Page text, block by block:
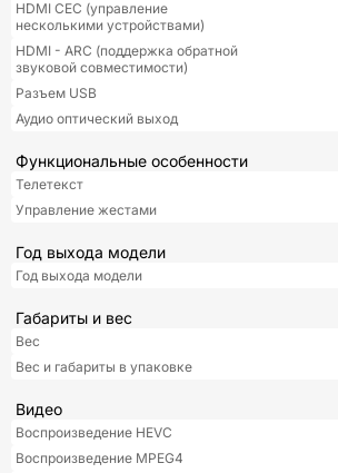
HDMI CEC (управление
несколькими устройствами)
HDMI - ARC (поддержка обратной
звуковой совместимости)
Разъем USB
Аудио оптический выход
Функциональные особенности
Телетекст
Управление жестами
Год выхода модели
Год выхода модели
Габариты и вес
Вес
Вес и габариты в упаковке
Видео
Воспроизведение HEVC
Воспроизведение MPEG4